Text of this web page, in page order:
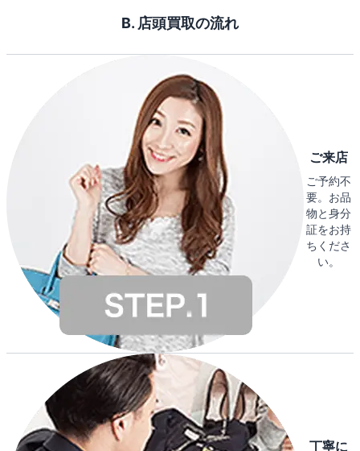
B. 店頭買取の流れ
ご来店
ご予約不
要。お品
物と身分
証をお持
ちくださ
い。
丁寧に